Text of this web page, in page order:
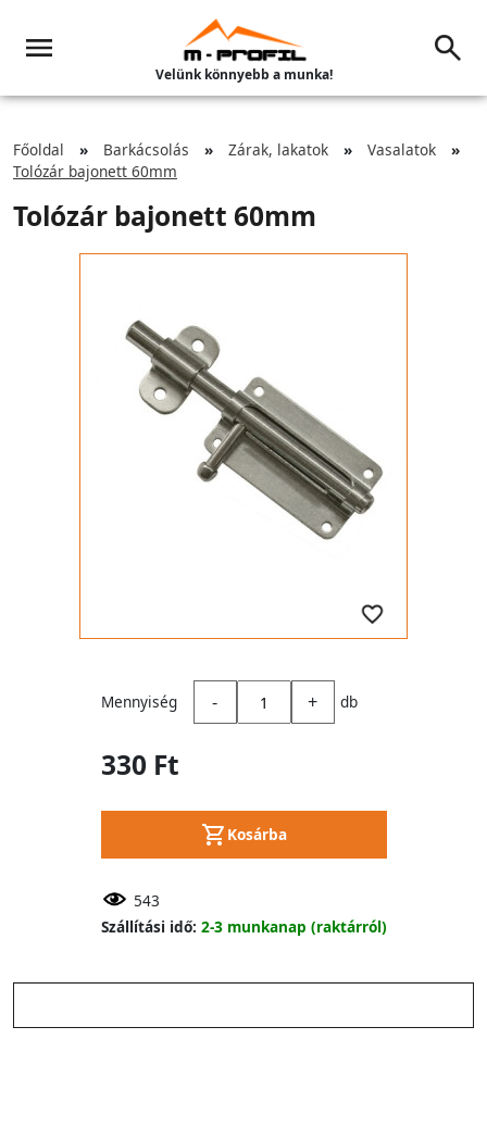
Velünk könnyebb a munka!
Főoldal Barkácsolás Zárak, lakatok
Vasalatok
Tolózár bajonett 60mm
Tolózár bajonett 60mm
Mennyiség - + db
330 Ft
Kosárba
543
Szállítási idő: 2-3 munkanap (raktárról)